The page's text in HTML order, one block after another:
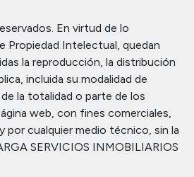
En virtud de lo
Propiedad Intelectual, quedan
la reproducción, la distribución
incluida su modalidad de
la totalidad o parte de los
web, con fines comerciales,
por cualquier medio técnico, sin la
SERVICIOS INMOBILIARIOS